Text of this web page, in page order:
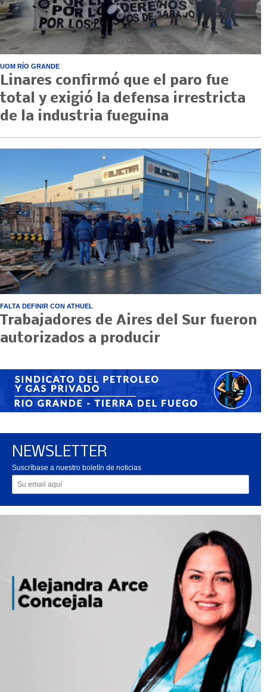
UOM RÍO GRANDE
Linares confirmó que el paro fue
total y exigió la defensa irrestricta
de la industria fueguina
FALTA DEFINIR CON ATHUEL
Trabajadores de Aires del Sur fueron
autorizados a producir
NEWSLETTER
Suscríbase a nuestro boletín de noticias